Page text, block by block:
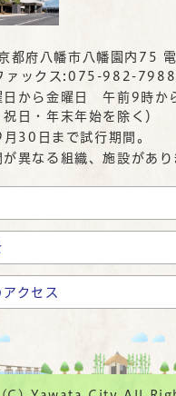
府八幡市八幡園内75 電
ァックス:075-982-7988
日から金曜日 午前9時か
祝日・年末年始を除く）
30日まで試行期間。
異なる組織、施設があり
クセス